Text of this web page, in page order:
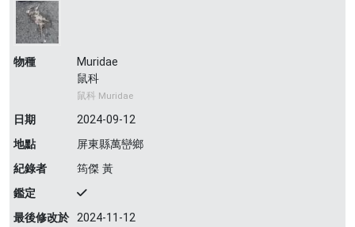
物種
Muridae
鼠科
鼠科 Muridae
日期
2024-09-12
地點
屏東縣萬巒鄉
紀錄者
筠傑 黃
鑑定
最後修改於 2024-11-12